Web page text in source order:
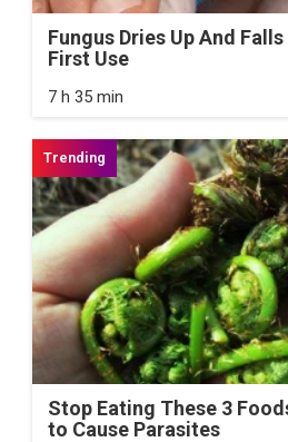
Fungus Dries Up And
First Use
7 h 35 min
Stop Eating These 3
to Cause Parasites